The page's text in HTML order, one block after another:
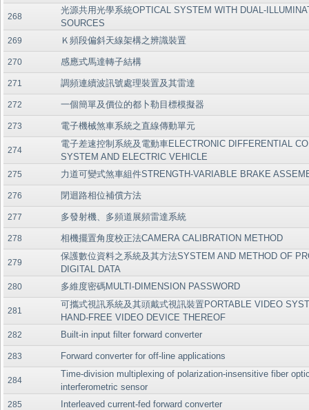
268
光源共用光學系統OPTICAL SYSTEM WITH DUAL-
SOURCES
269 Ｋ頻段偏斜天線架構之辨識裝置
270 感應式馬達轉子結構
271 調頻連續波訊號處理裝置及其雷達
272 一個簡單及價位的都卜勒目標模擬器
273 電子機械煞車系統之直線傳動單元
274
電子差速控制系統及電動車ELECTRONIC DIFFERENTIAL
SYSTEM AND ELECTRIC VEHICLE
275 力道可變式煞車組件STRENGTH-VARIABLE BRAKE
276 閉迴路相位補償方法
277 多發射機、多頻道展頻雷達系統
278 相機擺置角度校正法CAMERA CALIBRATION METHOD
279
保護數位資料之系統及其方法SYSTEM AND METHOD OF
DIGITAL DATA
280 多維度密碼MULTI-DIMENSION PASSWORD
281
可攜式視訊系統及其頭戴式視訊裝置PORTABLE VIDEO
HAND-FREE VIDEO DEVICE THEREOF
282 Built-in input filter forward converter
283 Forward converter for off-line applications
284
Time-division multiplexing of polarization-insensitive fiber
interferometric sensor
285 Interleaved current-fed forward converter